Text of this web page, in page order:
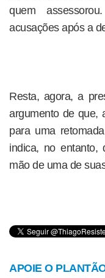
quem
acusações após a
Resta, agora, a
argumento de que,
para uma
indica, no entanto,
mão de uma de
APOIE O